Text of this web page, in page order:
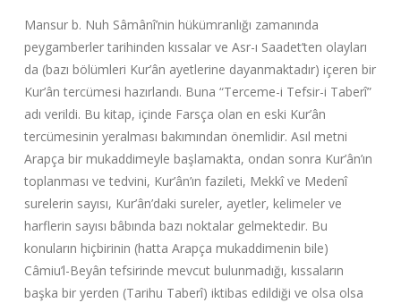
Mansur b. Nuh Sâmânî’nin hükümranlığı zamanında
peygamberler tarihinden kıssalar ve Asr-ı Saadet’ten olayları
da (bazı bölümleri Kur’ân ayetlerine dayanmaktadır) içeren bir
Kur’ân tercümesi hazırlandı. Buna “Terceme-i Tefsir-i Taberî”
adı verildi. Bu kitap, içinde Farsça olan en eski Kur’ân
tercümesinin yeralması bakımından önemlidir. Asıl metni
Arapça bir mukaddimeyle başlamakta, ondan sonra Kur’ân’ın
toplanması ve tedvini, Kur’ân’ın fazileti, Mekkî ve Medenî
surelerin sayısı, Kur’ân’daki sureler, ayetler, kelimeler ve
harflerin sayısı bâbında bazı noktalar gelmektedir. Bu
konuların hiçbirinin (hatta Arapça mukaddimenin bile)
Câmiu’l-Beyân tefsirinde mevcut bulunmadığı, kıssaların
başka bir yerden (Tarihu Taberî) iktibas edildiği ve olsa olsa